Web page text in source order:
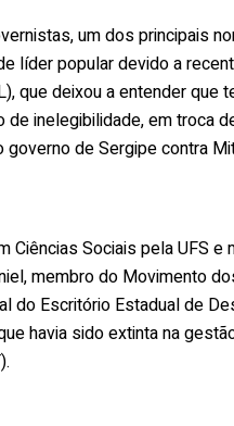
um dos principais
líder popular devido a
que deixou a entender
inelegibilidade, em troca
governo de Sergipe contra
Ciências Sociais pela UFS
membro do Movimento
do Escritório Estadual de
havia sido extinta na